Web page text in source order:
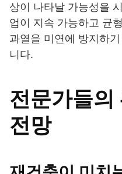
상이 나타날 가능성을
업이 지속 가능하고 균
과열을 미연에 방지하
니다.
전문가들의
전망